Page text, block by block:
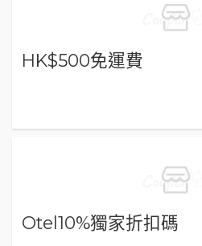
HK$500免運費
Otel10%獨家折扣碼